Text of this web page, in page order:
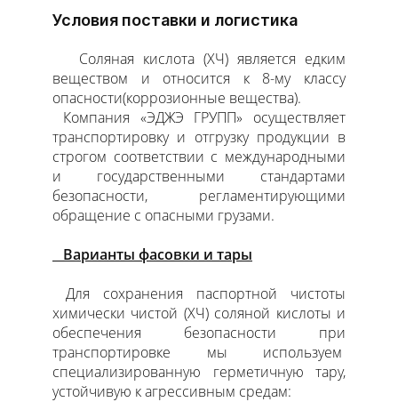
Условия поставки и логистика
Соляная кислота (ХЧ) является едким
веществом и относится к 8-му классу
опасности(коррозионные вещества).
Компания «ЭДЖЭ ГРУПП» осуществляет
транспортировку и отгрузку продукции в
строгом соответствии с международными
и государственными стандартами
безопасности, регламентирующими
обращение с опасными грузами.
Варианты фасовки и тары
Для сохранения паспортной чистоты
химически чистой (ХЧ) соляной кислоты и
обеспечения безопасности при
транспортировке мы используем
специализированную герметичную тару,
устойчивую к агрессивным средам: